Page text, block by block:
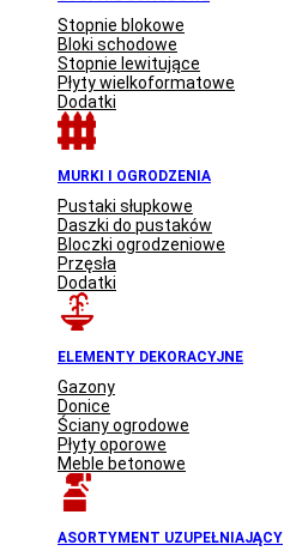
Stopnie blokowe
Bloki schodowe
Stopnie lewitujące
Płyty wielkoformatowe
Dodatki
MURKI I OGRODZENIA
Pustaki słupkowe
Daszki do pustaków
Bloczki ogrodzeniowe
Przęsła
Dodatki
ELEMENTY DEKORACYJNE
Gazony
Donice
Ściany ogrodowe
Płyty oporowe
Meble betonowe
ASORTYMENT UZUPEŁNIAJĄCY